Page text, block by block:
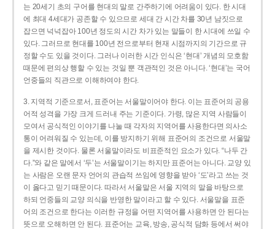
는 20세기 초의 구어를 현대의 말로 간주하기에 어려움이 있다. 한 시대
에 최대 4세대가 공존할 수 있으므로 세대 간 시간 차를 30년 남짓으로
잡으면 넉넉잡아 100년 정도의 시간 차가 있는 말들이 한 시대에 쓰일 수
있다. 그러므로 현대를 100년 전으로부터 현재 시점까지의 기간으로 규
정할 수도 있을 것이다. 그러나 이러한 시간 인식은 ‘현대’ 개념의 모호함
때문에 편의상 행할 수 있는 것일 뿐 객관적인 것은 아니다. ‘현대’는 국어
언중들의 직관으로 이해하여야 한다.
3. 지역적 기준으로서, 표준어는 서울말이어야 한다. 이는 표준어의 공용
어적 성격을 가장 크게 드러내 주는 기준이다. 가령, 많은 지역 사람들이
모여서 공식적인 이야기를 나눌 때 각자의 지역어를 사용한다면 의사소
통이 어려워질 수 있는데, 이를 방지하기 위해 표준어의 조건으로 서울말
을 제시한 것이다. 물론 서울말이라도 비표준적인 요소가 있다. “나두 간
다.”와 같은 말에서 ‘두’는 서울말이기는 하지만 표준어는 아니다. 교양 있
는 사람은 오랜 문자 언어의 관습적 쓰임에 영향을 받아 ‘도’라고 쓰는 것
이 옳다고 믿기 때문이다. 따라서 서울말은 서울 지역의 말을 바탕으로
하되 언중들의 교양 의식을 반영한 말이라고 할 수 있다. 서울말을 표준
어의 조건으로 한다는 이러한 규정을 어떤 지역어를 사용하면 안 된다는
뜻으로 오해하면 안 된다. 표준어는 교육, 방송, 공식적 담화 등에서 써야